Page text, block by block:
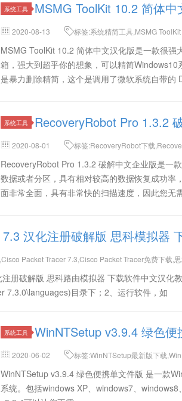
系统工具 MSMG ToolKit 10.2 简体中
2020-08-13
标签:系统精简工具,MSMG
MSMG ToolKit 10.2 简体中文汉化版是一款很
箱，强大到超乎你的想象，可以精简
是暴力删除精简，这个是调用了微软系统自带的
系统工具 RecoveryRobot Pro 1.3.2
2020-08-01
标签:RecoveryRobot下载
RecoveryRobot Pro 1.3.2 破解中文企业版是一
数据或者分区，具有相对较高的数据恢复成功
面非常全面，具有非常快的扫描速度，因此您
汉化注册破解版 思科模拟器
Packet Tracer 7.3,Cisco Packet Tracer免费下载,
册破解版 思科路由模拟器 下载软件中文汉化
7.3.0\languages)目录下；2、运行软件，如
系统工具 WinNTSetup v3.9.4 绿色便
2020-06-02 标签:WinNTSetup最新版下载
WinNTSetup v3.9.4 绿色便携单文件版 是一款
系统。包括windows XP、windows7、